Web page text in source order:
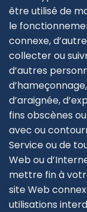
être utilisé de
le
connexe,
collecter ou
d’autres
d’araignée,
fins obscènes
avec ou
Service ou de
Web ou
mettre fin à
site Web
utilisations